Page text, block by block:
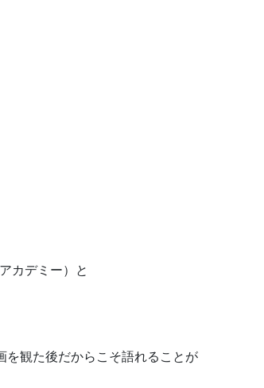
カデミー）と
を観た後だからこそ語れることが